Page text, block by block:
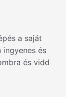
a saját
és
és vidd